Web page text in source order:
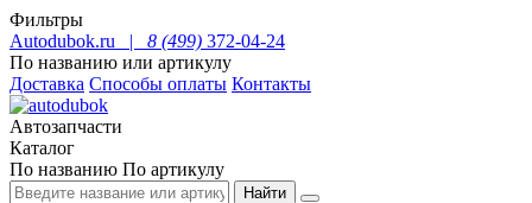
Фильтры
Autodubok.ru |
8 (499) 372-04-24
По названию или артикулу
Доставка Способы оплаты Контакты
Автозапчасти
Каталог
По названию По артикулу
Найти